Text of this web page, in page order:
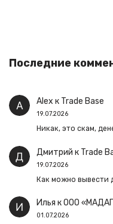
Последние
Alex к Trade Base
19.07.2026
Никак, это скам,
Дмитрий к Trade
19.07.2026
Как можно вывести
Илья кООО
01.07.2026